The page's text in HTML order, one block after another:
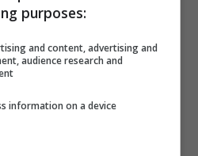
Dopo
ancora molto provata.
degli orsetti
ma Jessie li ha
per via dei sintomi
purposes:
and content, advertising and
audience research and
information on a device